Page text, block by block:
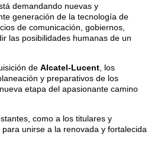
demandando nuevas y
generación de la tecnología de
de comunicación, gobiernos,
las posibilidades humanas de un
de Alcatel-Lucent , los
y preparativos de los
etapa del apasionante camino
como a los titulares y
unirse a la renovada y fortalecida